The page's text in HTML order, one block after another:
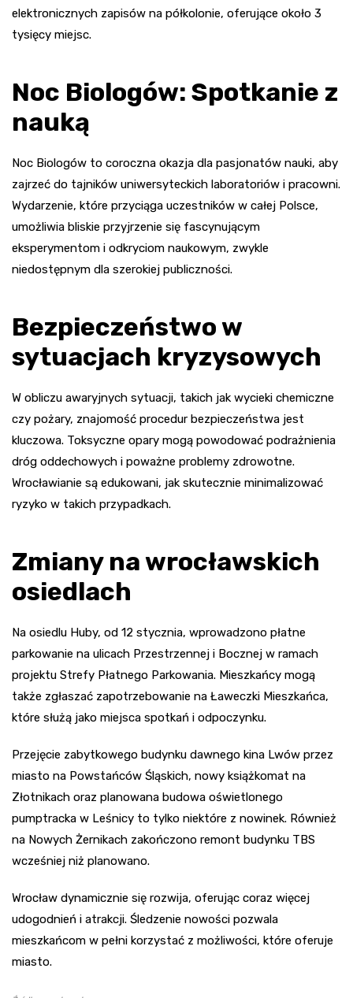
elektronicznych zapisów na półkolonie, oferujące około 3
tysięcy miejsc.
Noc Biologów: Spotkanie z
nauką
Noc Biologów to coroczna okazja dla pasjonatów nauki, aby
zajrzeć do tajników uniwersyteckich laboratoriów i pracowni.
Wydarzenie, które przyciąga uczestników w całej Polsce,
umożliwia bliskie przyjrzenie się fascynującym
eksperymentom i odkryciom naukowym, zwykle
niedostępnym dla szerokiej publiczności.
Bezpieczeństwo w
sytuacjach kryzysowych
W obliczu awaryjnych sytuacji, takich jak wycieki chemiczne
czy pożary, znajomość procedur bezpieczeństwa jest
kluczowa. Toksyczne opary mogą powodować podrażnienia
dróg oddechowych i poważne problemy zdrowotne.
Wrocławianie są edukowani, jak skutecznie minimalizować
ryzyko w takich przypadkach.
Zmiany na wrocławskich
osiedlach
Na osiedlu Huby, od 12 stycznia, wprowadzono płatne
parkowanie na ulicach Przestrzennej i Bocznej w ramach
projektu Strefy Płatnego Parkowania. Mieszkańcy mogą
także zgłaszać zapotrzebowanie na Ławeczki Mieszkańca,
które służą jako miejsca spotkań i odpoczynku.
Przejęcie zabytkowego budynku dawnego kina Lwów przez
miasto na Powstańców Śląskich, nowy książkomat na
Złotnikach oraz planowana budowa oświetlonego
pumptracka w Leśnicy to tylko niektóre z nowinek. Również
na Nowych Żernikach zakończono remont budynku TBS
wcześniej niż planowano.
Wrocław dynamicznie się rozwija, oferując coraz więcej
udogodnień i atrakcji. Śledzenie nowości pozwala
mieszkańcom w pełni korzystać z możliwości, które oferuje
miasto.